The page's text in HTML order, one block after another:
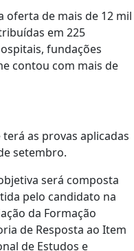
oferta de mais de 12 mil
em 225
fundações
contou com mais de
as provas aplicadas
setembro.
será composta
pelo candidato na
da Formação
de Resposta ao Item
de Estudos e